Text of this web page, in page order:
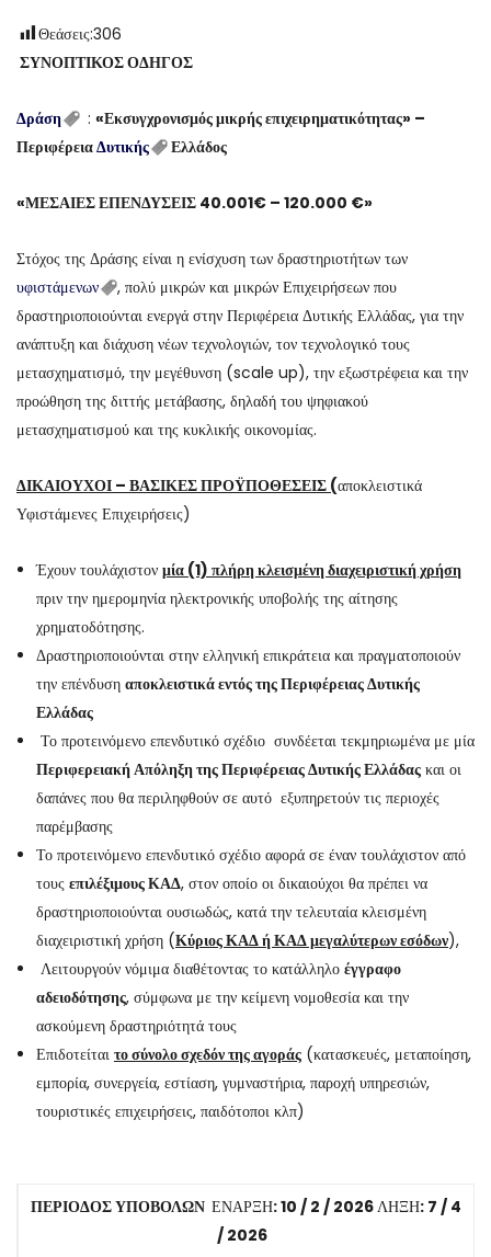
Θεάσεις:306
ΣΥΝΟΠΤΙΚΟΣ ΟΔΗΓΟΣ
Δράση : «Εκσυγχρονισμός μικρής επιχειρηματικότητας» –
ΠεριφέρειαΔυτικής Ελλάδος
«ΜΕΣΑΙΕΣ ΕΠΕΝΔΥΣΕΙΣ 40.001€ – 120.000 €»
Στόχος της Δράσης είναι η ενίσχυση των δραστηριοτήτων των
υφιστάμενων
, πολύ μικρών και μικρών Επιχειρήσεων που
δραστηριοποιούνται ενεργά στην Περιφέρεια Δυτικής Ελλάδας, για την
ανάπτυξη και διάχυση νέων τεχνολογιών, τον τεχνολογικό τους
μετασχηματισμό, την μεγέθυνση (scale up), την εξωστρέφεια και την
προώθηση της διττής μετάβασης, δηλαδή του ψηφιακού
μετασχηματισμού και της κυκλικής οικονομίας.
ΔΙΚΑΙΟΥΧΟΙ – ΒΑΣΙΚΕΣ ΠΡΟΫΠΟΘΕΣΕΙΣ (αποκλειστικά
Υφιστάμενες Επιχειρήσεις)
Έχουν τουλάχιστον μία (1) πλήρη κλεισμένη διαχειριστική χρήση
πριν την ημερομηνία ηλεκτρονικής υποβολής της αίτησης
χρηματοδότησης.
Δραστηριοποιούνται στην ελληνική επικράτεια και πραγματοποιούν
την επένδυση αποκλειστικά εντός της Περιφέρειας Δυτικής
Ελλάδας
Το προτεινόμενο επενδυτικό σχέδιο συνδέεται τεκμηριωμένα με μία
Περιφερειακή Απόληξη της Περιφέρειας Δυτικής Ελλάδας και οι
δαπάνες που θα περιληφθούν σε αυτό εξυπηρετούν τις περιοχές
παρέμβασης
Το προτεινόμενο επενδυτικό σχέδιο αφορά σε έναν τουλάχιστον από
τους επιλέξιμους ΚΑΔ, στον οποίο οι δικαιούχοι θα πρέπει να
δραστηριοποιούνται ουσιωδώς, κατά την τελευταία κλεισμένη
διαχειριστική χρήση (Κύριος ΚΑΔ ή ΚΑΔ μεγαλύτερων εσόδων),
Λειτουργούν νόμιμα διαθέτοντας το κατάλληλο έγγραφο
αδειοδότησης, σύμφωνα με την κείμενη νομοθεσία και την
ασκούμενη δραστηριότητά τους
Επιδοτείται το σύνολο σχεδόν της αγοράς (κατασκευές, μεταποίηση,
εμπορία, συνεργεία, εστίαση, γυμναστήρια, παροχή υπηρεσιών,
τουριστικές επιχειρήσεις, παιδότοποι κλπ)
ΠΕΡΙΟΔΟΣ ΥΠΟΒΟΛΩΝ ΕΝΑΡΞΗ: 10 / 2 / 2026ΛΗΞΗ: 7 / 4
/ 2026